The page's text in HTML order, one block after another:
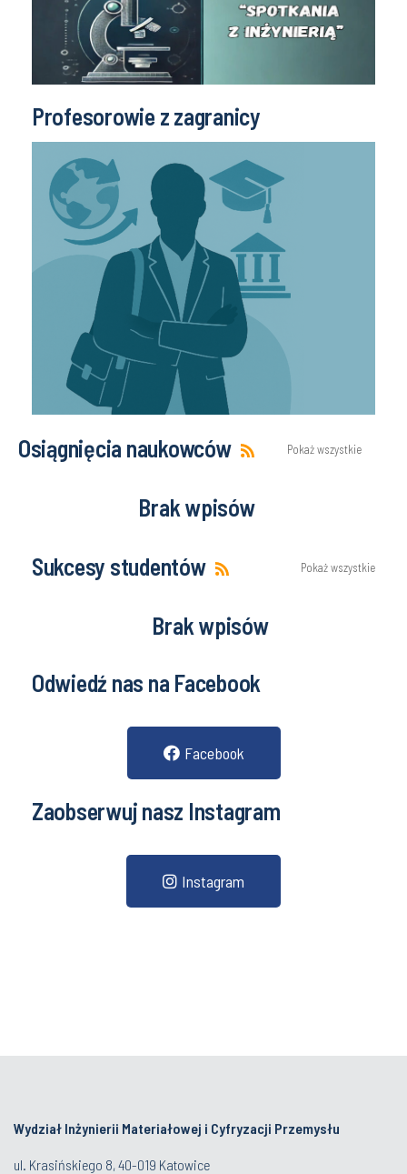
Profesorowie z zagranicy
Osiągnięcia naukowców Pokaż wszystkie
Brak wpisów
Sukcesy studentów Pokaż wszystkie
Brak wpisów
Odwiedź nas na Facebook
Facebook
Zaobserwuj nasz Instagram
Instagram
Wydział Inżynierii Materiałowej i Cyfryzacji Przemysłu
ul. Krasińskiego 8, 40-019 Katowice